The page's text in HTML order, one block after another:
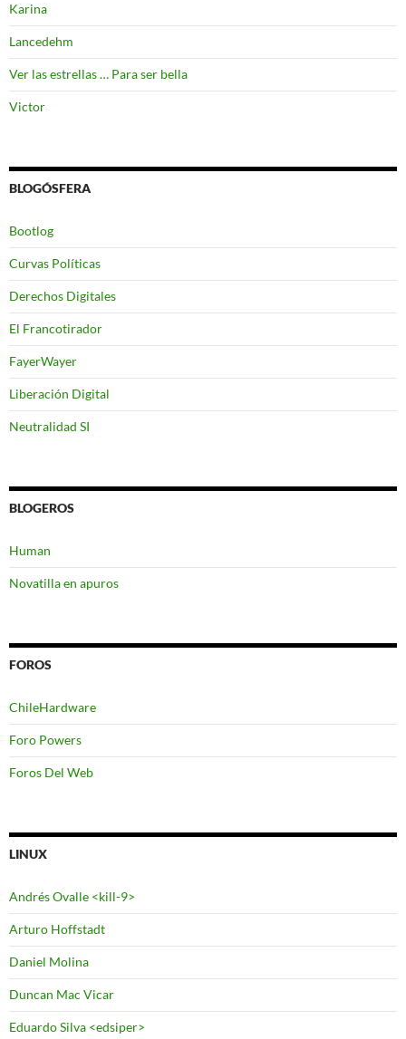
Karina
Lancedehm
Ver las estrellas … Para ser bella
Victor
BLOGÓSFERA
Bootlog
Curvas Políticas
Derechos Digitales
El Francotirador
FayerWayer
Liberación Digital
Neutralidad SI
BLOGEROS
Human
Novatilla en apuros
FOROS
ChileHardware
Foro Powers
Foros Del Web
LINUX
Andrés Ovalle <kill-9>
Arturo Hoffstadt
Daniel Molina
Duncan Mac Vicar
Eduardo Silva <edsiper>